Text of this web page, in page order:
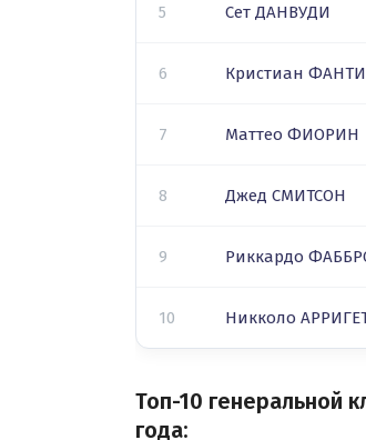
5 Сет ДАНВУДИ
6 Кристиан
7 Маттео ФИОРИН
8 Джед СМИТСОН
9 Риккардо
10 Никколо
Топ-10 генеральной
года: